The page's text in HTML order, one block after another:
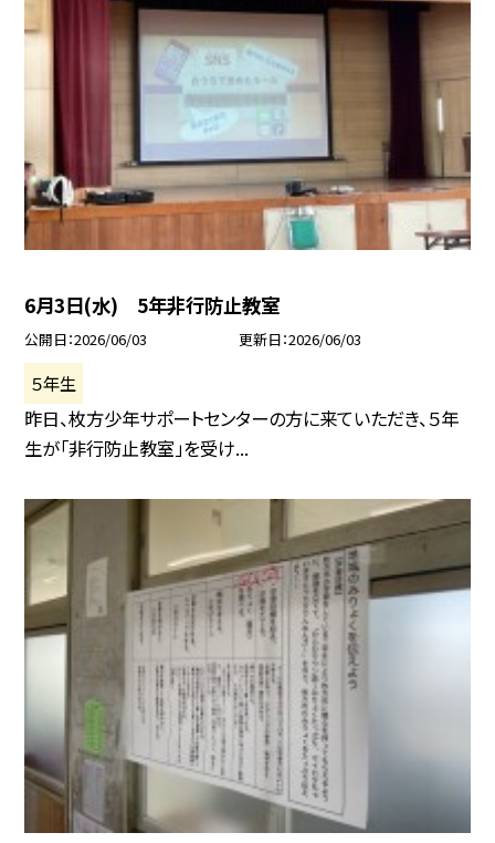
6月3日(水) 5年非行防止教室
公開日 2026/06/03 更新日 2026/06/03
５年生
昨日、枚方少年サポートセンターの方に来ていただき、５年
生が「非行防止教室」を受け...